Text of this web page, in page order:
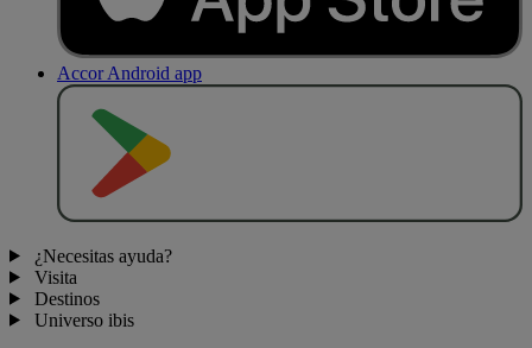
Accor Android app
¿Necesitas ayuda?
Visita
Destinos
Universo ibis